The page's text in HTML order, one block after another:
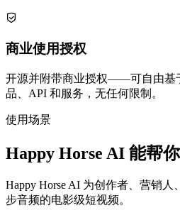
商业使用授权
开源并附带商业授权——可自由基
品、API 和服务，无任何限制。
使用场景
Happy Horse AI 能帮
Happy Horse AI 为创作者、营销
步音频的电影级短视频。